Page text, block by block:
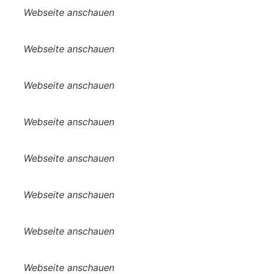
Webseite anschauen
Webseite anschauen
Webseite anschauen
Webseite anschauen
Webseite anschauen
Webseite anschauen
Webseite anschauen
Webseite anschauen